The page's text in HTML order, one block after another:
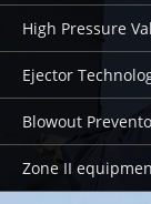
High Pressure
Ejector
Blowout
Zone II